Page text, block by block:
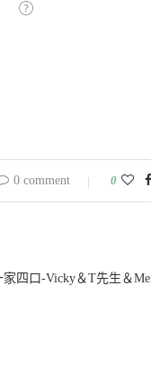
0 comment 0
四口-Vicky＆T先生＆